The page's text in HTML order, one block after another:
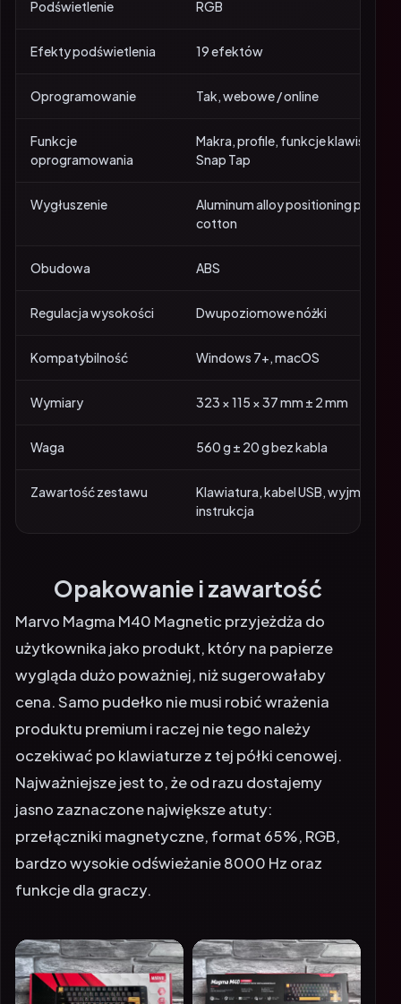
Podświetlenie RGB
Efekty podświetlenia 19 efektów
Oprogramowanie Tak, webowe / online
Funkcje
oprogramowania
Makra, profile, funkcje klawiszy,
Snap Tap
Wygłuszenie
Aluminum alloy positioning plate,
cotton
Obudowa ABS
Regulacja wysokości Dwupoziomowe nóżki
Kompatybilność Windows 7+, macOS
Wymiary 323 × 115 × 37 mm ± 2 mm
Waga 560 g ± 20 g bez kabla
Zawartość zestawu
Klawiatura, kabel USB, wyjmak do
instrukcja
Opakowanie i zawartość
Marvo Magma M40 Magnetic przyjeżdża do
użytkownika jako produkt, który na papierze
wygląda dużo poważniej, niż sugerowałaby
cena. Samo pudełko nie musi robić wrażenia
produktu premium i raczej nie tego należy
oczekiwać po klawiaturze z tej półki cenowej.
Najważniejsze jest to, że od razu dostajemy
jasno zaznaczone największe atuty:
przełączniki magnetyczne, format 65%, RGB,
bardzo wysokie odświeżanie 8000 Hz oraz
funkcje dla graczy.